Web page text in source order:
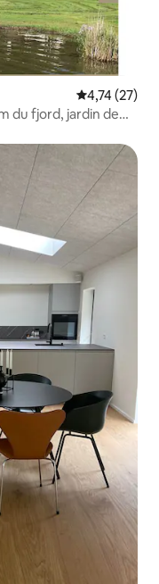
Évaluation
4,74 (27)
du fjord, jardin de